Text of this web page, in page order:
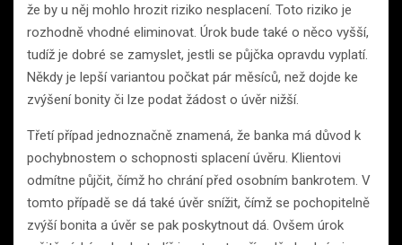
že by u něj mohlo hrozit riziko nesplacení. Toto riziko je
rozhodně vhodné eliminovat. Úrok bude také o něco vyšší,
tudíž je dobré se zamyslet, jestli se půjčka opravdu vyplatí.
Někdy je lepší variantou počkat pár měsíců, než dojde ke
zvýšení bonity či lze podat žádost o úvěr nižší.
Třetí případ jednoznačně znamená, že banka má důvod k
pochybnostem o schopnosti splacení úvěru. Klientovi
odmítne půjčit, čímž ho chrání před osobním bankrotem. V
tomto případě se dá také úvěr snížit, čímž se pochopitelně
zvýší bonita a úvěr se pak poskytnout dá. Ovšem úrok